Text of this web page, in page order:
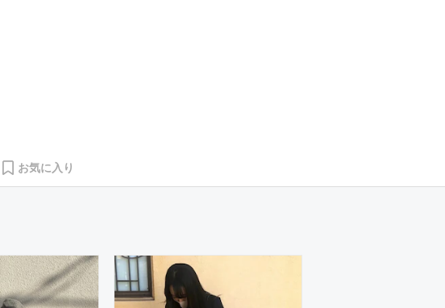
お気に入り